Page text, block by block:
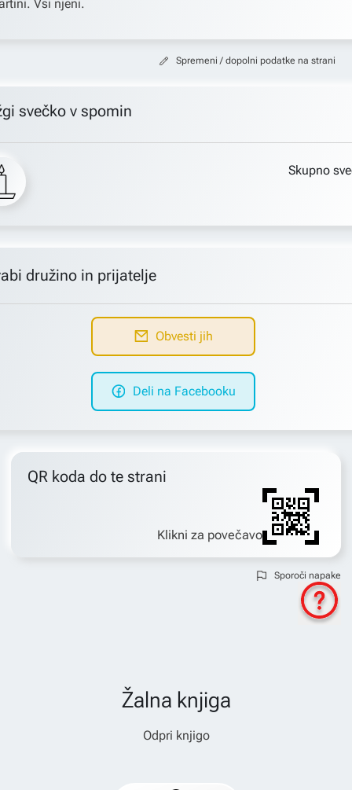
Vsi njeni.
Spremeni / dopolni podatke na strani
svečko v spomin
Skupno
družino in prijatelje
Obvesti jih
Deli na Facebooku
QR koda do te strani
Klikni za povečavo
Sporoči napake
Žalna knjiga
Odpri knjigo